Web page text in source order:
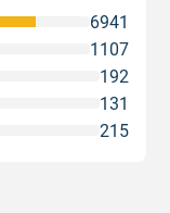
215
131
192
1107
6941